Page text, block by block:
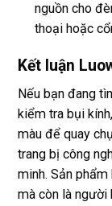
nguồn cho
thoại hoặc
Kết luận
Nếu bạn đang
kiểm tra bụi
màu để quay
trang bị công
minh. Sản
mà còn là người